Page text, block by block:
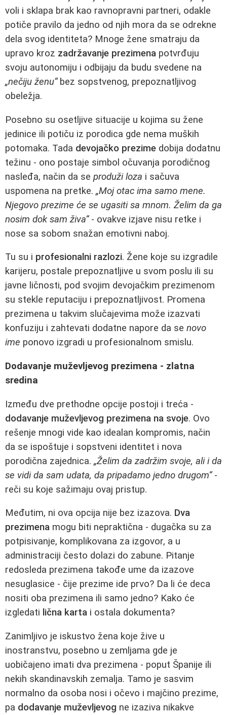
voli i sklapa brak kao ravnopravni partneri, odakle
potiče pravilo da jedno od njih mora da se odrekne
dela svog identiteta? Mnoge žene smatraju da
upravo kroz zadržavanje prezimena potvrđuju
svoju autonomiju i odbijaju da budu svedene na
„nečiju ženu“bez sopstvenog, prepoznatljivog
obeležja.
Posebno su osetljive situacije u kojima su žene
jedinice ili potiču iz porodica gde nema muških
potomaka. Tada devojačko prezime dobija dodatnu
težinu - ono postaje simbol očuvanja porodičnog
nasleđa, način da se produži loza i sačuva
uspomena na pretke. „Moj otac ima samo mene.
Njegovo prezime će se ugasiti sa mnom. Želim da ga
nosim dok sam živa“- ovakve izjave nisu retke i
nose sa sobom snažan emotivni naboj.
Tu su i profesionalni razlozi. Žene koje su izgradile
karijeru, postale prepoznatljive u svom poslu ili su
javne ličnosti, pod svojim devojačkim prezimenom
su stekle reputaciju i prepoznatljivost. Promena
prezimena u takvim slučajevima može izazvati
konfuziju i zahtevati dodatne napore da se novo
ime ponovo izgradi u profesionalnom smislu.
Dodavanje muževljevog prezimena - zlatna
sredina
Između dve prethodne opcije postoji i treća -
dodavanje muževljevog prezimena na svoje. Ovo
rešenje mnogi vide kao idealan kompromis, način
da se ispoštuje i sopstveni identitet i nova
porodična zajednica. „Želim da zadržim svoje, ali i da
se vidi da sam udata, da pripadamo jedno drugom“-
reči su koje sažimaju ovaj pristup.
Međutim, ni ova opcija nije bez izazova. Dva
prezimena mogu biti nepraktična - dugačka su za
potpisivanje, komplikovana za izgovor, a u
administraciji često dolazi do zabune. Pitanje
redosleda prezimena takođe ume da izazove
nesuglasice - čije prezime ide prvo? Da li će deca
nositi oba prezimena ili samo jedno? Kako će
izgledati lična karta i ostala dokumenta?
Zanimljivo je iskustvo žena koje žive u
inostranstvu, posebno u zemljama gde je
uobičajeno imati dva prezimena - poput Španije ili
nekih skandinavskih zemalja. Tamo je sasvim
normalno da osoba nosi i očevo i majčino prezime,
pa dodavanje muževljevog ne izaziva nikakve